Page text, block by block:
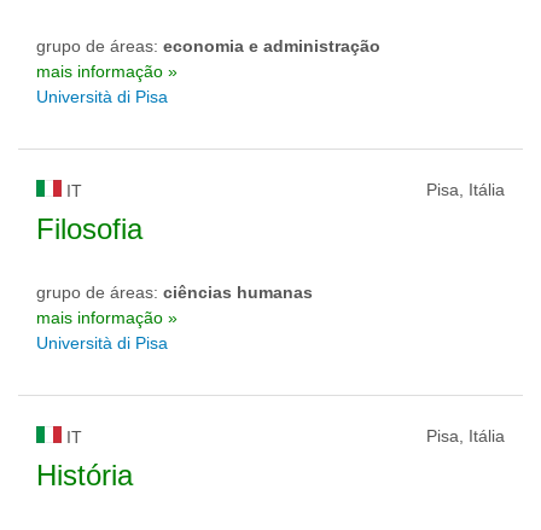
grupo de áreas: economia e administração
mais informação »
Università di Pisa
IT Pisa, Itália
Filosofia
grupo de áreas: ciências humanas
mais informação »
Università di Pisa
IT Pisa, Itália
História